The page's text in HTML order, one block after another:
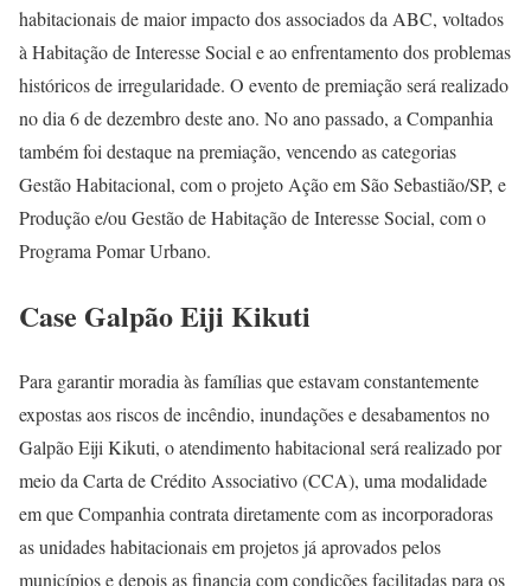
habitacionais de maior impacto dos associados da ABC, voltados
à Habitação de Interesse Social e ao enfrentamento dos problemas
históricos de irregularidade. O evento de premiação será realizado
no dia 6 de dezembro deste ano. No ano passado, a Companhia
também foi destaque na premiação, vencendo as categorias
Gestão Habitacional, com o projeto Ação em São Sebastião/SP, e
Produção e/ou Gestão de Habitação de Interesse Social, com o
Programa Pomar Urbano.
Case Galpão Eiji Kikuti
Para garantir moradia às famílias que estavam constantemente
expostas aos riscos de incêndio, inundações e desabamentos no
Galpão Eiji Kikuti, o atendimento habitacional será realizado por
meio da Carta de Crédito Associativo (CCA), uma modalidade
em que Companhia contrata diretamente com as incorporadoras
as unidades habitacionais em projetos já aprovados pelos
municípios e depois as financia com condições facilitadas para os